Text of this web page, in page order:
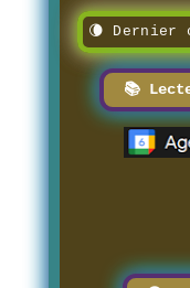
🌘 Dernier
📚